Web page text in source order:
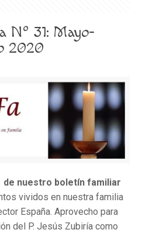
Nº 31: Mayo-
2020
de nuestro boletín familiar
vividos en nuestra familia
España. Aprovecho para
del P. Jesús Zubiría como